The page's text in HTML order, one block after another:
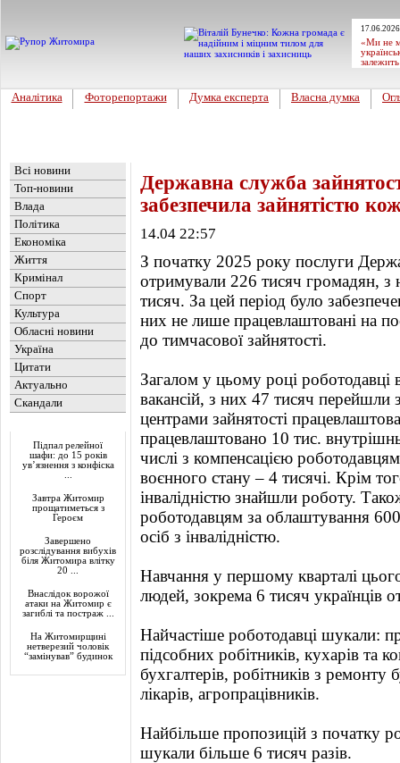
«Ми не
Аналітика Фоторепортажи Думка експерта Власна думка
Всі новини
Топ-новини
Влада
Політика
Економіка
Життя
Кримінал
Спорт
Культура
Обласні новини
Україна
Цитати
Актуально
Скандали
Підпал релейної
шафи: до 15 років
ув’язнення з конфіска
Завтра Житомир
прощатиметься з
Героєм
Завершено
розслідування вибухів
біля Житомира влітку
20 ...
Внаслідок ворожої
атаки на Житомир є
загиблі та постраж ...
На Житомирщині
нетверезий чоловік
“замінував” будинок
Державна служба
забезпечила зайнятістю
14.04 22:57
З початку 2025 року послуги
отримували 226 тисяч громадян, з
тисяч. За цей період було
них не лише працевлаштовані на
до тимчасової зайнятості.
Загалом у цьому році
вакансій, з них 47 тисяч перейшли
центрами зайнятості
працевлаштовано 10 тис.
числі з компенсацією
воєнного стану – 4 тисячі. Крім
інвалідністю знайшли роботу.
роботодавцям за облаштування
осіб з інвалідністю.
Навчання у першому кварталі
людей, зокрема 6 тисяч українців
Найчастіше роботодавці шукали:
підсобних робітників, кухарів та
бухгалтерів, робітників з ремонту
лікарів, агропрацівників.
Найбільше пропозицій з початку
шукали більше 6 тисяч разів.